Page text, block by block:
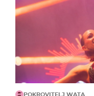
POKROVITELJ WATA